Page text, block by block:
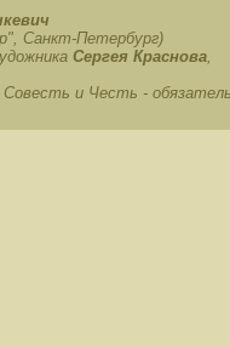
Санкт-Петербург)
Сергея Краснова,
и Честь -